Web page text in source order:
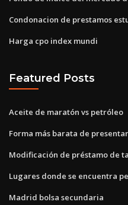
Condonacion de prestamos
Harga cpo index mundi
Featured Posts
Aceite de maratón vs petróleo
Forma más barata de
Modificación de préstamo de
Lugares donde se encuentra
Madrid bolsa secundaria